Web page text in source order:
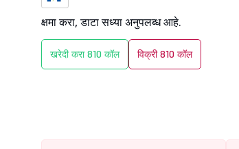
क्षमा करा, डाटा सध्या अनुपलब्ध आहे.
खरेदी करा 810 कॉल विक्री 810 कॉल